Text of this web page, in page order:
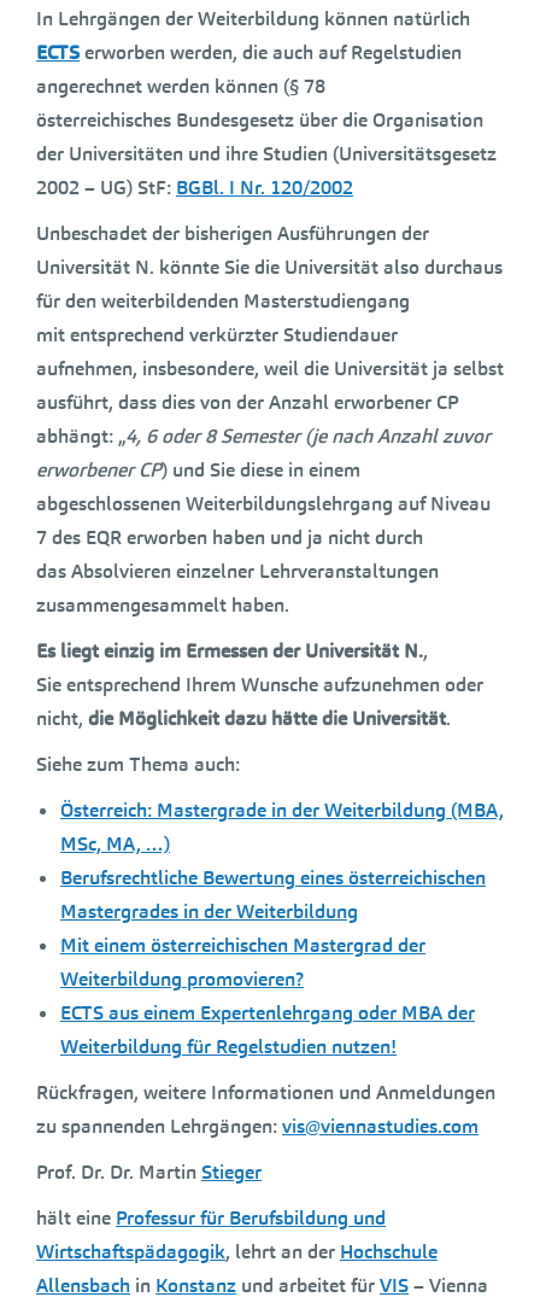
In Lehrgängen der Weiterbildung können natürlich
ECTSerworben werden, die auch auf Regelstudien
angerechnet werden können (§ 78
österreichisches Bundesgesetz über die Organisation
der Universitäten und ihre Studien (Universitätsgesetz
2002 – UG) StF: BGBl. I Nr. 120/2002
Unbeschadet der bisherigen Ausführungen der
Universität N. könnte Sie die Universität also durchaus
für den weiterbildenden Masterstudiengang
mit entsprechend verkürzter Studiendauer
aufnehmen, insbesondere, weil die Universität ja selbst
ausführt, dass dies von der Anzahl erworbener CP
abhängt: „4, 6 oder 8 Semester (je nach Anzahl zuvor
erworbener CP) und Sie diese in einem
abgeschlossenen Weiterbildungslehrgang auf Niveau
7 des EQR erworben haben und ja nicht durch
das Absolvieren einzelner Lehrveranstaltungen
zusammengesammelt haben.
Es liegt einzig im Ermessen der Universität N.,
Sie entsprechend Ihrem Wunsche aufzunehmen oder
nicht, die Möglichkeit dazu hätte die Universität.
Siehe zum Thema auch:
Österreich: Mastergrade in der Weiterbildung (MBA,
MSc, MA, …)
Berufsrechtliche Bewertung eines österreichischen
Mastergrades in der Weiterbildung
Mit einem österreichischen Mastergrad der
Weiterbildung promovieren?
ECTS aus einem Expertenlehrgang oder MBA der
Weiterbildung für Regelstudien nutzen!
Rückfragen, weitere Informationen und Anmeldungen
zu spannenden Lehrgängen:vis@viennastudies.com
Prof. Dr. Dr. Martin Stieger
hält eine Professur für Berufsbildung und
Wirtschaftspädagogik, lehrt an der Hochschule
Allensbach in Konstanz und arbeitet fürVIS– Vienna